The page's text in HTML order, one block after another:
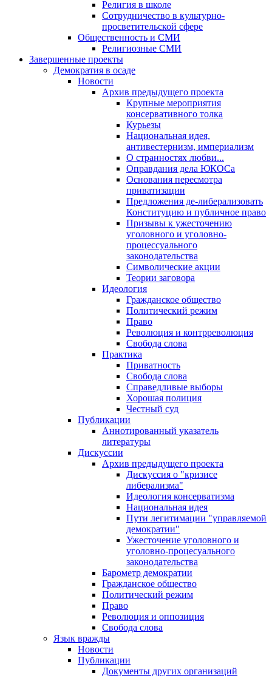
Религия в школе
Сотрудничество в культурно-
просветительской сфере
Общественность и СМИ
Религиозные СМИ
Завершенные проекты
Демократия в осаде
Новости
Архив предыдущего проекта
Крупные мероприятия
консервативного толка
Курьезы
Национальная идея,
антивестернизм, империализм
О странностях любви...
Оправдания дела ЮКОСа
Основания пересмотра
приватизации
Предложения де-либерализовать
Конституцию и публичное право
Призывы к ужесточению
уголовного и уголовно-
процессуального
законодательства
Символические акции
Теории заговора
Идеология
Гражданское общество
Политический режим
Право
Революция и контрреволюция
Свобода слова
Практика
Приватность
Свобода слова
Справедливые выборы
Хорошая полиция
Честный суд
Публикации
Аннотированный указатель
литературы
Дискуссии
Архив предыдущего проекта
Дискуссия о "кризисе
либерализма"
Идеология консерватизма
Национальная идея
Пути легитимации "управляемой
демократии"
Ужесточение уголовного и
уголовно-процесуального
законодательства
Барометр демократии
Гражданское общество
Политический режим
Право
Революция и оппозиция
Свобода слова
Язык вражды
Новости
Публикации
Документы других организаций